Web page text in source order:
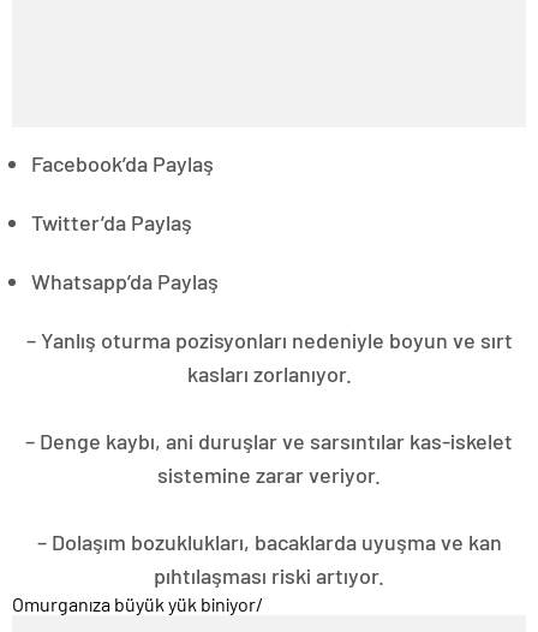
Facebook’da Paylaş
Twitter’da Paylaş
Whatsapp’da Paylaş
– Yanlış oturma pozisyonları nedeniyle boyun ve sırt
kasları zorlanıyor.
– Denge kaybı, ani duruşlar ve sarsıntılar kas-iskelet
sistemine zarar veriyor.
– Dolaşım bozuklukları, bacaklarda uyuşma ve kan
pıhtılaşması riski artıyor.
Omurganıza büyük yük biniyor/